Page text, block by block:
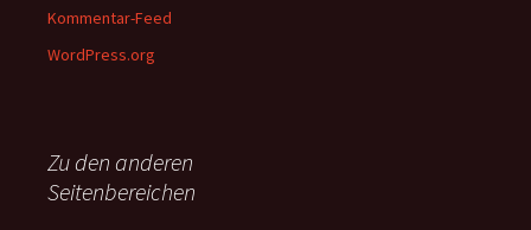
Kommentar-Feed
WordPress.org
Zu den anderen
Seitenbereichen